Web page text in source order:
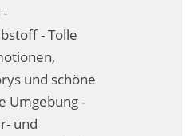
Raum
- Tolle
und schöne
Umgebung -
und